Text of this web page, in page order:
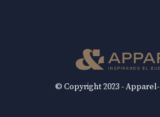
© Copyright 2023 - Apparel-